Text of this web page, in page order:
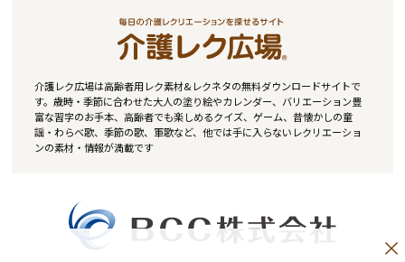
介護レク広場は高齢者用レク素材&レクネタの無料ダウンロードサイトで
す。歳時・季節に合わせた大人の塗り絵やカレンダー、バリエーション豊
富な習字のお手本、高齢者でも楽しめるクイズ、ゲーム、昔懐かしの童
謡・わらべ歌、季節の歌、軍歌など、他では手に入らないレクリエーショ
ンの素材・情報が満載です